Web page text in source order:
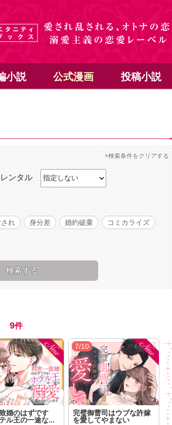
小説 公式漫画 投稿小説
×検索条件をクリアする
レンタル
れ 身分差 婚約破棄
コミカライズ
9件
婚のはずです
ル王の一途な...
7/10
完璧御曹司はウブな許嫁
を愛してやまない